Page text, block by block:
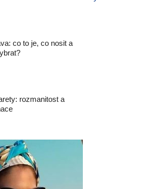
co to je, co nosit a
rozmanitost a